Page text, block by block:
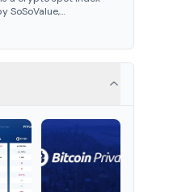
SoSoValue,
passive index
systematic beta